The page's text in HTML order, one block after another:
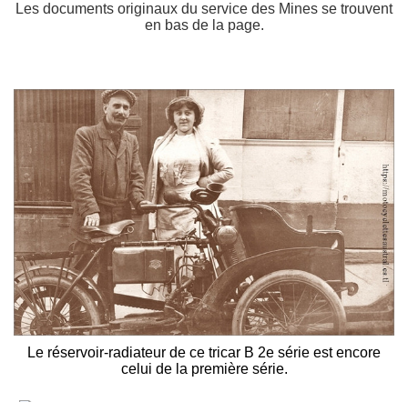
Les documents originaux du service des Mines se trouvent
en bas de la page.
Le réservoir-radiateur de ce tricar B 2e série est encore
celui de la première série.